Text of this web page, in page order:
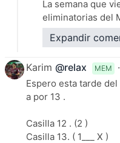
La semana que
eliminatorias del
extrangeras
sorpresas
· Responder (0)
Expandir
Karim @relax MEM ·
Espero esta tarde
a por 13 .
Casilla 12 . (2 )
Casilla 13. ( 1___ X )